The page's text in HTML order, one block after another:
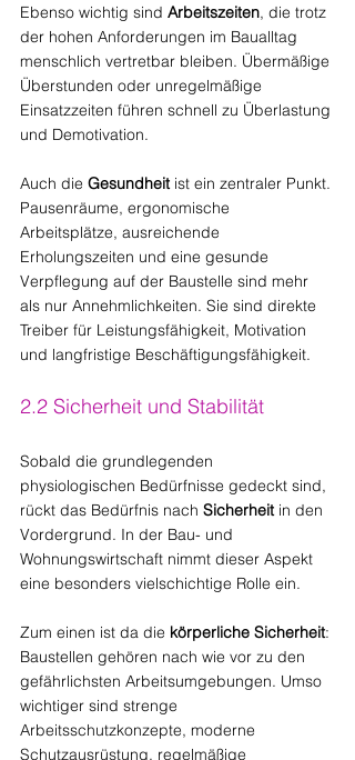
Ebenso wichtig sind Arbeitszeiten, die trotz
der hohen Anforderungen im Baualltag
menschlich vertretbar bleiben. Übermäßige
Überstunden oder unregelmäßige
Einsatzzeiten führen schnell zu Überlastung
und Demotivation.
Auch die Gesundheit ist ein zentraler Punkt.
Pausenräume, ergonomische
Arbeitsplätze, ausreichende
Erholungszeiten und eine gesunde
Verpflegung auf der Baustelle sind mehr
als nur Annehmlichkeiten. Sie sind direkte
Treiber für Leistungsfähigkeit, Motivation
und langfristige Beschäftigungsfähigkeit.
2.2 Sicherheit und Stabilität
Sobald die grundlegenden
physiologischen Bedürfnisse gedeckt sind,
rückt das Bedürfnis nach Sicherheit in den
Vordergrund. In der Bau- und
Wohnungswirtschaft nimmt dieser Aspekt
eine besonders vielschichtige Rolle ein.
Zum einen ist da die körperliche Sicherheit:
Baustellen gehören nach wie vor zu den
gefährlichsten Arbeitsumgebungen. Umso
wichtiger sind strenge
Arbeitsschutzkonzepte, moderne
Schutzausrüstung, regelmäßige